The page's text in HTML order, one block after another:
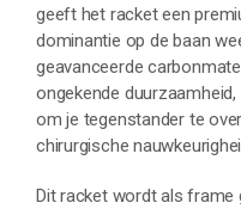
geeft het racket een
dominantie op de baan
geavanceerde
ongekende
om je tegenstander te
chirurgische
Dit racket wordt als frame